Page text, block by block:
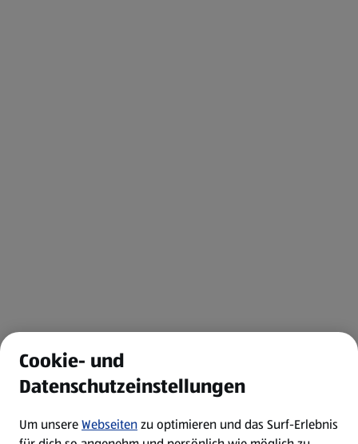
Cookie- und
Datenschutzeinstellungen
Um unsereWebseitenzu optimieren und das Surf-Erlebnis